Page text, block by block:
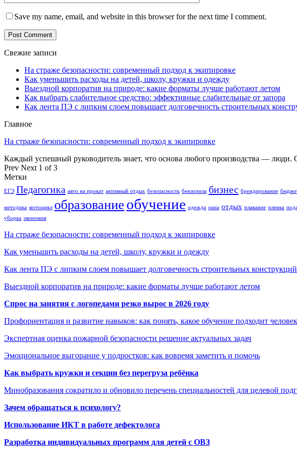
Save my name, email, and website in this browser for the next time I comment.
Свежие записи
На страже безопасности: современный подход к экипировке
Как уменьшить расходы на детей, школу, кружки и одежду
Выездной корпоратив на природе: какие форматы лучше работают летом
Как выбрать слабительное средство: эффективные слабительные от запора
Как лента ПЭ с липким слоем повышает долговечность строительных
Главное
На страже безопасности: современный подход к экипировке
Каждый успешный руководитель знает, что основа любого производства —
Prev Next 1 of 3
Метки
ЕГЭ Педагогика авто на прокат активный отдых безопасность бензопила бизнес брендирование
методика мотоцикл образование обучение одежда окна отдых плавание пленка
уборка экономия
На страже безопасности: современный подход к экипировке
Как уменьшить расходы на детей, школу, кружки и одежду
Как лента ПЭ с липким слоем повышает долговечность строительных конструкций
Выездной корпоратив на природе: какие форматы лучше работают летом
Спрос на занятия с логопедами резко вырос в 2026 году
Профориентация и развитие навыков: как понять, какое обучение подходит
Экспертная оценка пожарной безопасности решение актуальных задач
Эмоциональное выгорание у подростков: как вовремя заметить и помочь
Как выбрать кружки и секции без перегруза ребёнка
Минобразования сократило и обновило перечень специальностей для целевой
Зачем обращаться к психологу?
Использование ИКТ в работе дефектолога
Разработка индивидуальных программ для детей с ОВЗ